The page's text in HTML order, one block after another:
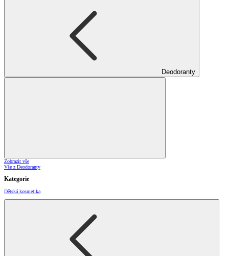
Deodoranty
Zobrazit vše
Vše z Deodoranty
Kategorie
Dětská kosmetika